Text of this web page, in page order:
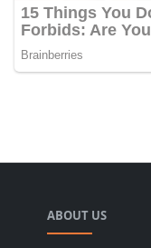
ABOUT US